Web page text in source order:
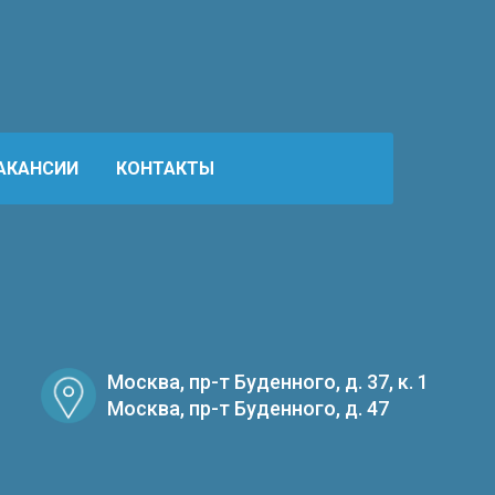
Москва, пр-т Буденного, д. 37, к. 1
Москва, пр-т Буденного, д. 47
КОНТАКТЫ